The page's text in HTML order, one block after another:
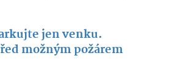
jen venku.
možným požárem